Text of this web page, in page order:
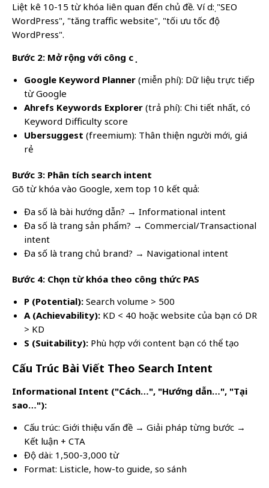
Liệt kê 10-15 từ khóa liên quan đến chủ đề. Ví dụ: "SEO
WordPress", "tăng traffic website", "tối ưu tốc độ
WordPress".
Bước 2: Mở rộng với công cụ
Google Keyword Planner (miễn phí): Dữ liệu trực tiếp
từ Google
Ahrefs Keywords Explorer (trả phí): Chi tiết nhất, có
Keyword Difficulty score
Ubersuggest (freemium): Thân thiện người mới, giá
rẻ
Bước 3: Phân tích search intent
Gõ từ khóa vào Google, xem top 10 kết quả:
Đa số là bài hướng dẫn? → Informational intent
Đa số là trang sản phẩm? → Commercial/Transactional
intent
Đa số là trang chủ brand? → Navigational intent
Bước 4: Chọn từ khóa theo công thức PAS
P (Potential): Search volume > 500
A (Achievability): KD < 40 hoặc website của bạn có DR
> KD
S (Suitability): Phù hợp với content bạn có thể tạo
Cấu Trúc Bài Viết Theo Search Intent
Informational Intent ("Cách…", "Hướng dẫn…", "Tại
sao…"):
Cấu trúc: Giới thiệu vấn đề → Giải pháp từng bước →
Kết luận + CTA
Độ dài: 1,500-3,000 từ
Format: Listicle, how-to guide, so sánh